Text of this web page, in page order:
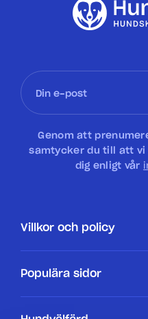
Genom att
samtycker du till att vi
dig enligt vår
Villkor och policy
Populära sidor
Hundar